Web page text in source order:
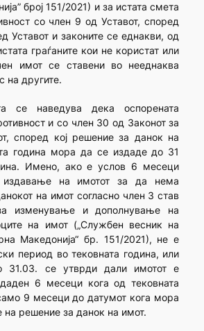
број 151/2021) и за истата смета
со член 9 од Уставот, според
Уставот и законите се еднакви, од
граѓаните кои не користат или
имот се ставени во нееднаква
на другите.
се наведува дека оспорената
и со член 30 од Законот за
според кој решение за данок на
година мора да се издаде до 31
Имено, ако е услов 6 месеци
издавање на имотот за да нема
на имот согласно член 3 став
изменување и дополнување на
на имот („Службен весник на
Македонија“ бр. 151/2021), не е
период во тековната година, или
31.03. се утврди дали имотот е
6 месеци кога од тековната
9 месеци до датумот кога мора
решение за данок на имот.